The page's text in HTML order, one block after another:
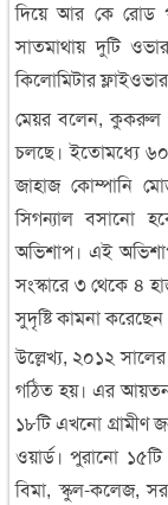
দিয়ে আর কে রোড
সাতমাথায় দুটি
কিলোমিটার
মেয়র বলেন, কুকরুল
চলছে। ইতোমধ্যে ৬০
জাহাজ কোম্পানি
সিগন্যাল বসানো
অভিশাপ। এই
সংস্কারে ৩ থেকে ৪
সুদৃষ্টি কামনা
উল্লেখ্য, ২০১২
গঠিত হয়। এর আয়তন
১৮টি এখনো গ্রামীণ
ওয়ার্ড। পুরানো
বিমা, স্কুল-কলেজ,